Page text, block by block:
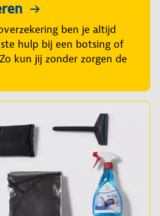
ben je altijd
hulp bij een botsing of
kun jij zonder zorgen de